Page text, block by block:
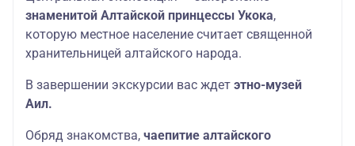
знаменитой Алтайской принцессы Укока,
которую местное население считает священной
хранительницей алтайского народа.
В завершении экскурсии вас ждет этно-музей
Аил.
Обряд знакомства, чаепитие алтайского